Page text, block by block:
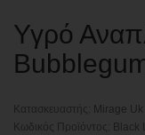
Υγρό
Κατασκευαστής:
Mirage Uk
Κωδικός Προϊόντος: